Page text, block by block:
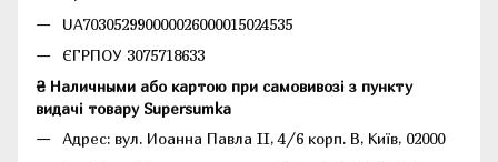
UA703052990000026000015024535
ЄГРПОУ 3075718633
₴ Наличными або картою при самовивозі з пункту
видачі товару Supersumka
Адрес: вул. Иоанна Павла II, 4/6 корп. В, Київ, 02000